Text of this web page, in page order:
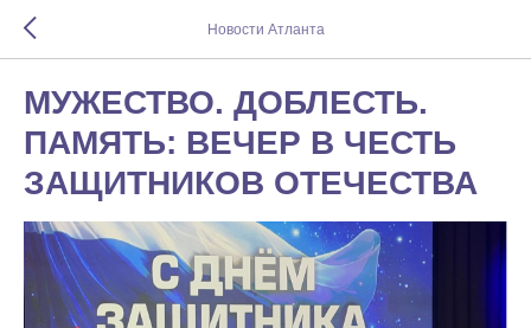
Новости Атланта
МУЖЕСТВО. ДОБЛЕСТЬ.
ПАМЯТЬ: ВЕЧЕР В ЧЕСТЬ
ЗАЩИТНИКОВ ОТЕЧЕСТВА